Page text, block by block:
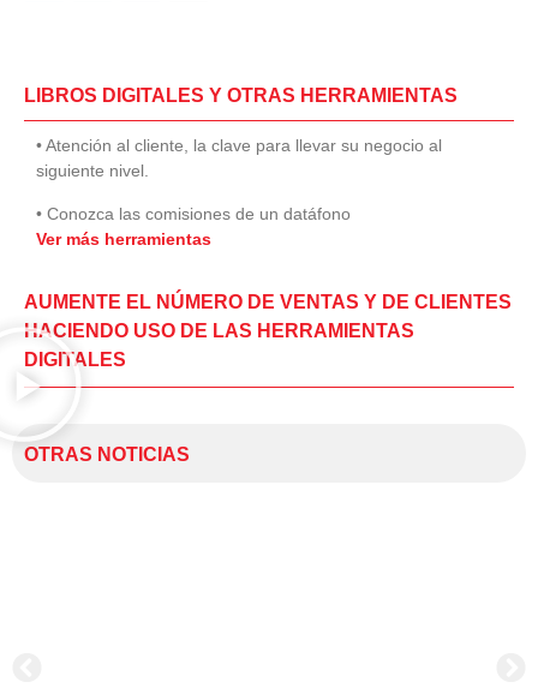
LIBROS DIGITALES Y OTRAS HERRAMIENTAS
• Atención al cliente, la clave para llevar su negocio al
siguiente nivel.
• Conozca las comisiones de un datáfono
Ver más herramientas
AUMENTE EL NÚMERO DE VENTAS Y DE CLIENTES
HACIENDO USO DE LAS HERRAMIENTAS
DIGITALES
OTRAS NOTICIAS